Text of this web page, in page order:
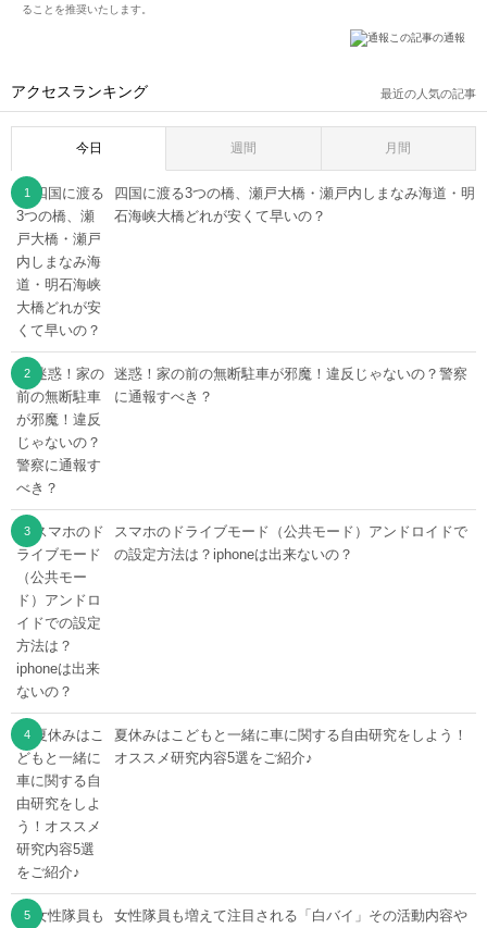
ることを推奨いたします。
この記事の通報
アクセスランキング 最近の人気の記事
今日 週間 月間
四国に渡る3つの橋、瀬戸大橋・瀬戸内しまなみ海道・明
石海峡大橋どれが安くて早いの？
迷惑！家の前の無断駐車が邪魔！違反じゃないの？警察
に通報すべき？
スマホのドライブモード（公共モード）アンドロイドで
の設定方法は？iphoneは出来ないの？
夏休みはこどもと一緒に車に関する自由研究をしよう！
オススメ研究内容5選をご紹介♪
女性隊員も増えて注目される「白バイ」その活動内容や